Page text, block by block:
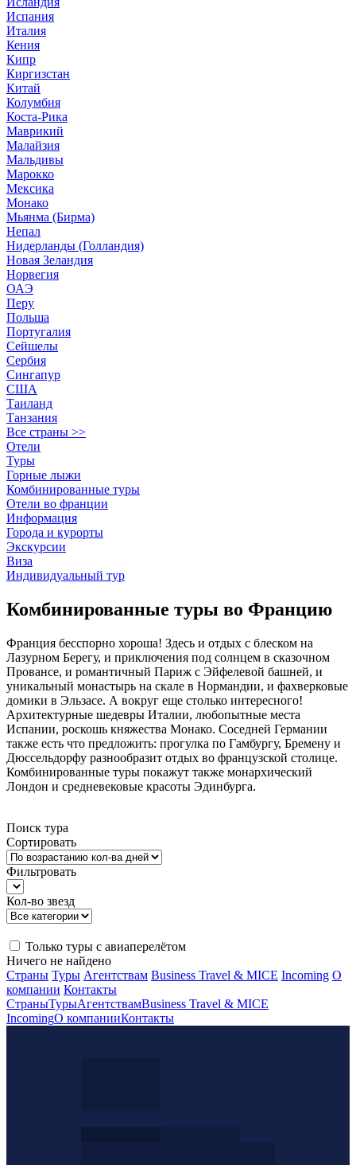
Испания
Италия
Кения
Кипр
Киргизстан
Китай
Колумбия
Коста-Рика
Маврикий
Малайзия
Мальдивы
Марокко
Мексика
Монако
Мьянма (Бирма)
Непал
Нидерланды (Голландия)
Новая Зеландия
Норвегия
ОАЭ
Перу
Польша
Португалия
Сейшелы
Сербия
Сингапур
США
Таиланд
Танзания
Все страны >>
Отели
Туры
Горные лыжи
Комбинированные туры
Отели во франции
Информация
Города и курорты
Экскурсии
Виза
Индивидуальный тур
Комбинированные туры во Францию
Франция бесспорно хороша! Здесь и отдых с блеском на
Лазурном Берегу, и приключения под солнцем в сказочном
Провансе, и романтичный Париж с Эйфелевой башней, и
уникальный монастырь на скале в Нормандии, и фахверковые
домики в Эльзасе. А вокруг еще столько интересного!
Архитектурные шедевры Италии, любопытные места
Испании, роскошь княжества Монако. Соседней Германии
также есть что предложить: прогулка по Гамбургу, Бремену и
Дюссельдорфу разнообразит отдых во французской столице.
Комбинированные туры покажут также монархический
Лондон и средневековые красоты Эдинбурга.
Поиск тура
Сортировать
Фильтровать
Кол-во звезд
Только туры с авиаперелётом
Ничего не найдено
Страны Туры Агентствам Business Travel & MICE Incoming О
компании Контакты
СтраныТурыАгентствамBusiness Travel & MICE
IncomingО компанииКонтакты